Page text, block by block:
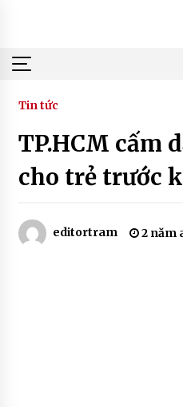
Tin tức
TP.HCM cấm
cho trẻ trước
editortram 2 năm